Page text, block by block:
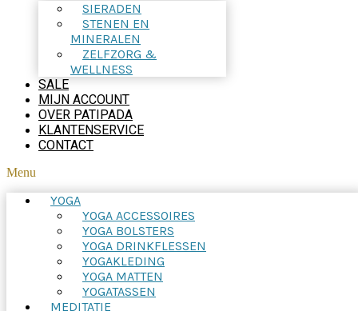
SIERADEN
STENEN EN
MINERALEN
ZELFZORG &
WELLNESS
SALE
MIJN ACCOUNT
OVER PATIPADA
KLANTENSERVICE
CONTACT
Menu
YOGA
YOGA ACCESSOIRES
YOGA BOLSTERS
YOGA DRINKFLESSEN
YOGAKLEDING
YOGA MATTEN
YOGATASSEN
MEDITATIE